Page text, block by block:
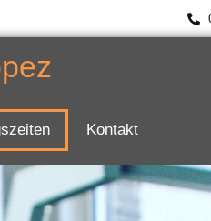
Kontakt